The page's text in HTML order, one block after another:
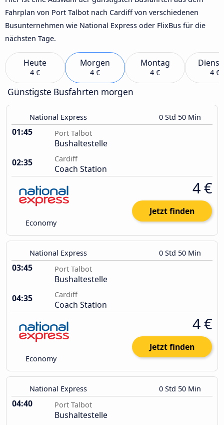
Fahrplan von Port Talbot nach Cardiff von verschiedenen
Busunternehmen wie National Express oder FlixBus für die
nächsten Tage.
Heute
4 €
Morgen
4 €
Montag
4 € 4 €
Günstigste Busfahrten morgen
National Express 0 Std 50 Min
01:45 Port Talbot
Bushaltestelle
02:35
Cardiff
Coach Station
Economy
4 €
Jetzt finden
National Express 0 Std 50 Min
03:45 Port Talbot
Bushaltestelle
04:35
Cardiff
Coach Station
Economy
4 €
Jetzt finden
National Express 0 Std 50 Min
04:40 Port Talbot
Bushaltestelle